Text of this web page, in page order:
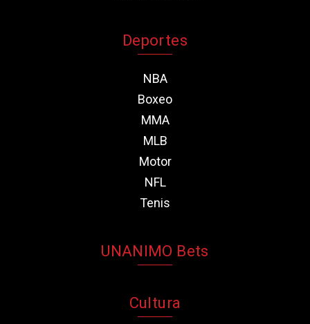
Deportes
NBA
Boxeo
MMA
MLB
Motor
NFL
Tenis
UNANIMO Bets
Cultura